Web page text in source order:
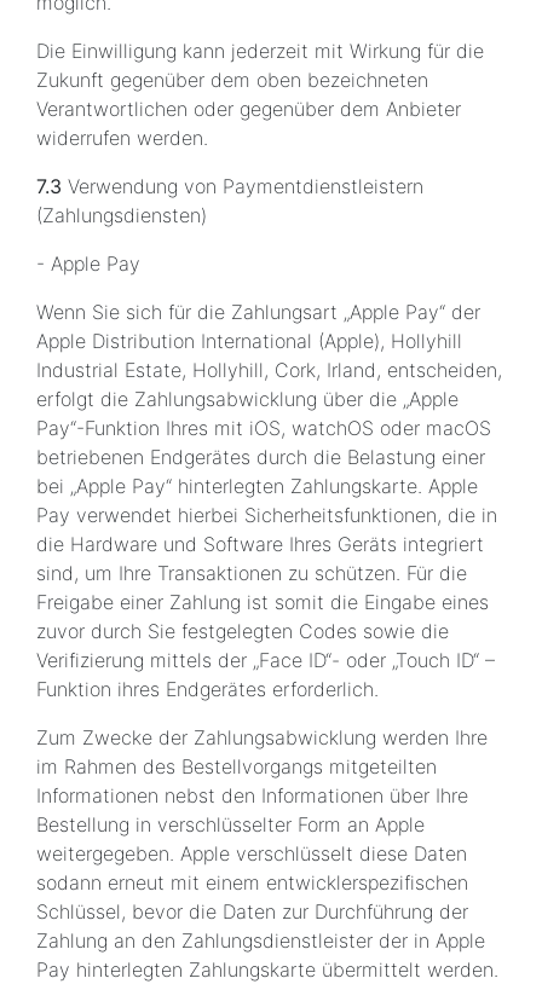
Die Einwilligung kann jederzeit mit Wirkung für die
Zukunft gegenüber dem oben bezeichneten
Verantwortlichen oder gegenüber dem Anbieter
widerrufen werden.
7.3 Verwendung von Paymentdienstleistern
(Zahlungsdiensten)
- Apple Pay
Wenn Sie sich für die Zahlungsart „Apple Pay“ der
Apple Distribution International (Apple), Hollyhill
Industrial Estate, Hollyhill, Cork, Irland, entscheiden,
erfolgt die Zahlungsabwicklung über die „Apple
Pay“-Funktion Ihres mit iOS, watchOS oder macOS
betriebenen Endgerätes durch die Belastung einer
bei „Apple Pay“ hinterlegten Zahlungskarte. Apple
Pay verwendet hierbei Sicherheitsfunktionen, die in
die Hardware und Software Ihres Geräts integriert
sind, um Ihre Transaktionen zu schützen. Für die
Freigabe einer Zahlung ist somit die Eingabe eines
zuvor durch Sie festgelegten Codes sowie die
Verifizierung mittels der „Face ID“- oder „Touch ID“ –
Funktion ihres Endgerätes erforderlich.
Zum Zwecke der Zahlungsabwicklung werden Ihre
im Rahmen des Bestellvorgangs mitgeteilten
Informationen nebst den Informationen über Ihre
Bestellung in verschlüsselter Form an Apple
weitergegeben. Apple verschlüsselt diese Daten
sodann erneut mit einem entwicklerspezifischen
Schlüssel, bevor die Daten zur Durchführung der
Zahlung an den Zahlungsdienstleister der in Apple
Pay hinterlegten Zahlungskarte übermittelt werden.